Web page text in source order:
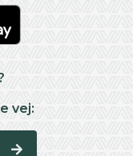
vej: